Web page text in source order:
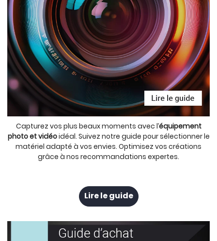
Capturez vos plus beaux moments avec l’équipement
photo et vidéoidéal. Suivez notre guide pour sélectionner le
matériel adapté à vos envies. Optimisez vos créations
grâce à nos recommandations expertes.
Lire le guide